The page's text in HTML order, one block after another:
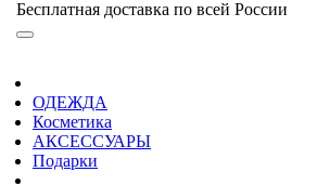
Бесплатная доставка по всей России
ОДЕЖДА
Косметика
АКСЕССУАРЫ
Подарки